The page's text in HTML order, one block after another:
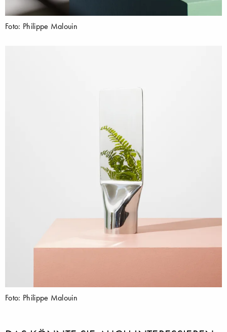
Foto: Philippe Malouin
Foto: Philippe Malouin